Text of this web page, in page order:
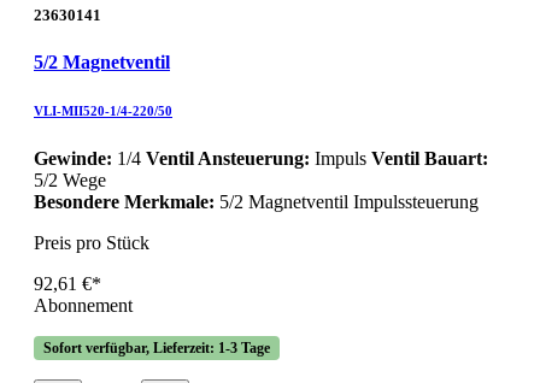
23630141
5/2 Magnetventil
VLI-MII520-1/4-220/50
Gewinde: 1/4 Ventil Ansteuerung: Impuls Ventil Bauart:
5/2 Wege
Besondere Merkmale: 5/2 Magnetventil Impulssteuerung
Preis pro Stück
92,61 €*
Abonnement
Sofort verfügbar, Lieferzeit: 1-3 Tage